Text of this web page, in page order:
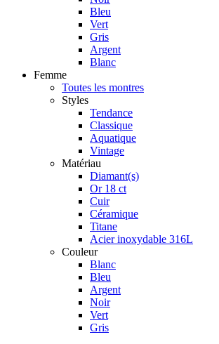
Bleu
Vert
Gris
Argent
Blanc
Femme
Toutes les montres
Styles
Tendance
Classique
Aquatique
Vintage
Matériau
Diamant(s)
Or 18 ct
Cuir
Céramique
Titane
Acier inoxydable 316L
Couleur
Blanc
Bleu
Argent
Noir
Vert
Gris